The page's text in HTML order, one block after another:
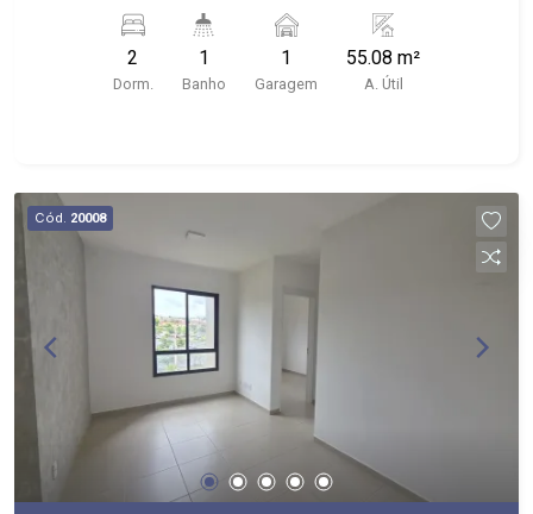
Área de serviço; - Iluminação; - Condomínio com
portaria 24hr, Salão de festas, Playground,
Espaço gourmet na área comum - Localizado
2
Dorm.
1
Banho
1
Garagem
55.08 m²
A. Útil
Cód. 20008